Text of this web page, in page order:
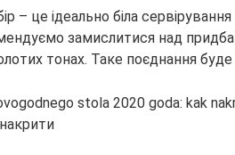
– це ідеально біла сервірування
замислитися над
тонах. Таке поєднання